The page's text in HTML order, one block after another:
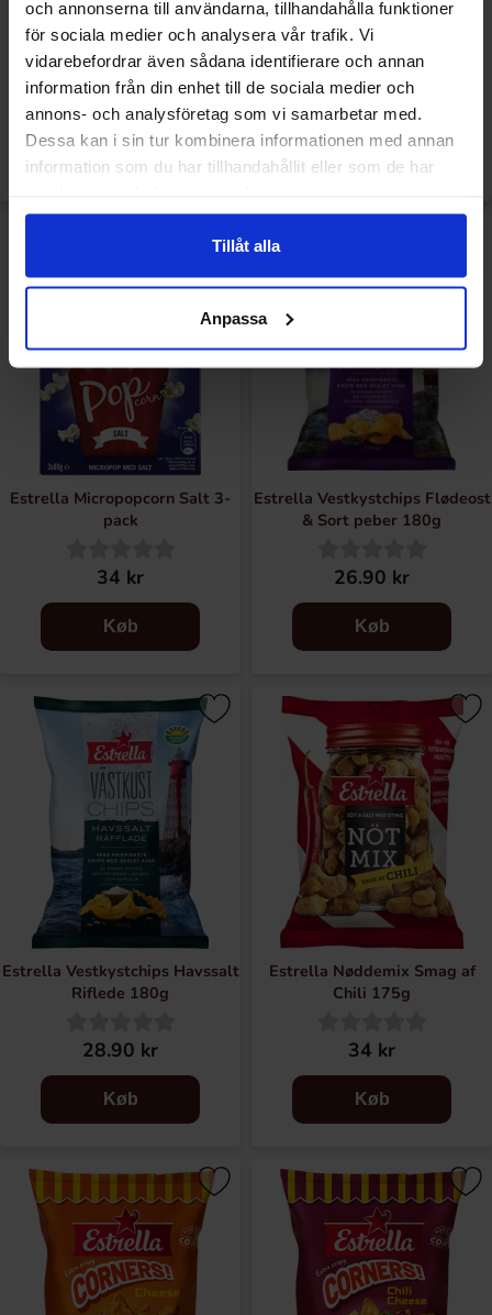
och annonserna till användarna, tillhandahålla funktioner
för sociala medier och analysera vår trafik. Vi
vidarebefordrar även sådana identifierare och annan
information från din enhet till de sociala medier och
annons- och analysföretag som vi samarbetar med.
Dessa kan i sin tur kombinera informationen med annan
information som du har tillhandahållit eller som de har
Tillåt alla
Anpassa
Estrella Vestkystchips Salt &
Eddike 180g
25 kr
Estrella Nøddemix Mandel,
Honning & Salt 175g
28.90 kr
Estrella Micropopcorn Salt 3-
pack
34 kr
Køb
Estrella Vestkystchips Flødeost
& Sort peber 180g
26.90 kr
Køb
Estrella Vestkystchips Havssalt
Riflede 180g
28.90 kr
Køb
Estrella Nøddemix Smag af
Chili 175g
34 kr
Køb